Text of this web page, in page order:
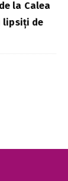
la Calea
lipsiți de